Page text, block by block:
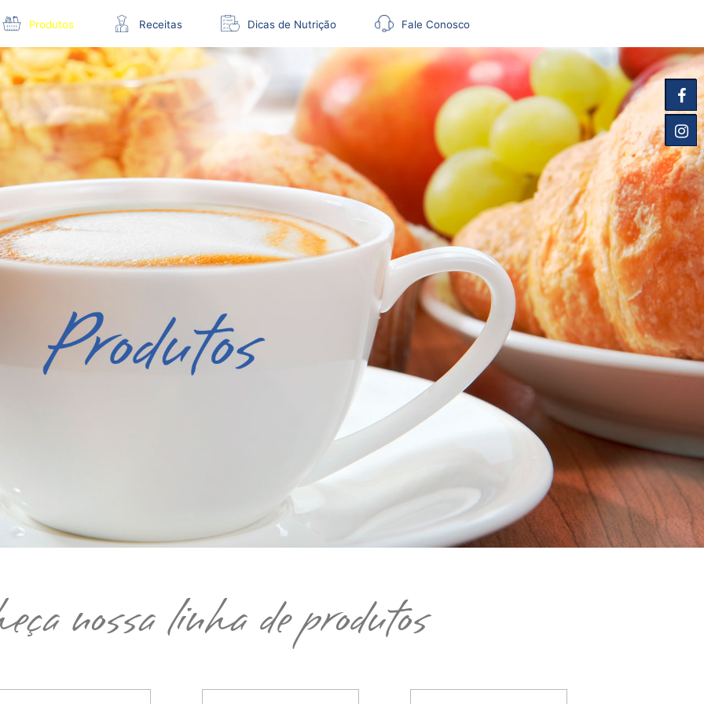
Produtos Receitas Dicas de Nutrição Fale Conosco
nossa linha de produtos